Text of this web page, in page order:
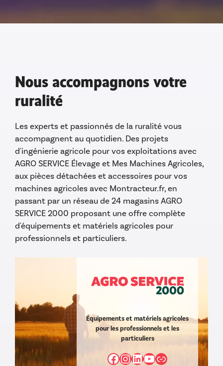
Nous accompagnons votre
ruralité
Les experts et passionnés de la ruralité vous
accompagnent au quotidien. Des projets
d'ingénierie agricole pour vos exploitations avec
AGRO SERVICE Élevage et Mes Machines Agricoles,
aux pièces détachées et accessoires pour vos
machines agricoles avec Montracteur.fr, en
passant par un réseau de 24 magasins AGRO
SERVICE 2000 proposant une offre complète
d'équipements et matériels agricoles pour
professionnels et particuliers.
Équipements et matériels agricoles
pour les professionnels et les
particuliers
Facebook
Instagram
LinkedIn
YouTube
https://